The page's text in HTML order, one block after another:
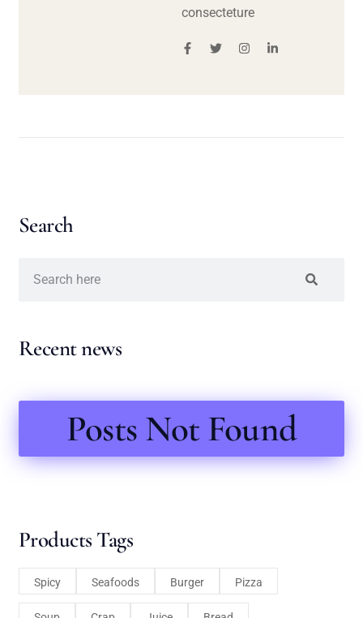
consecteture
Search
Recent news
Posts Not Found
Products Tags
Spicy Seafoods Burger Pizza